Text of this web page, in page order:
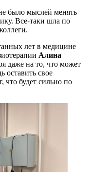
было мыслей менять
Все-таки шла по
лет в медицине
Алина
даже на то, что может
оставить свое
что будет сильно по